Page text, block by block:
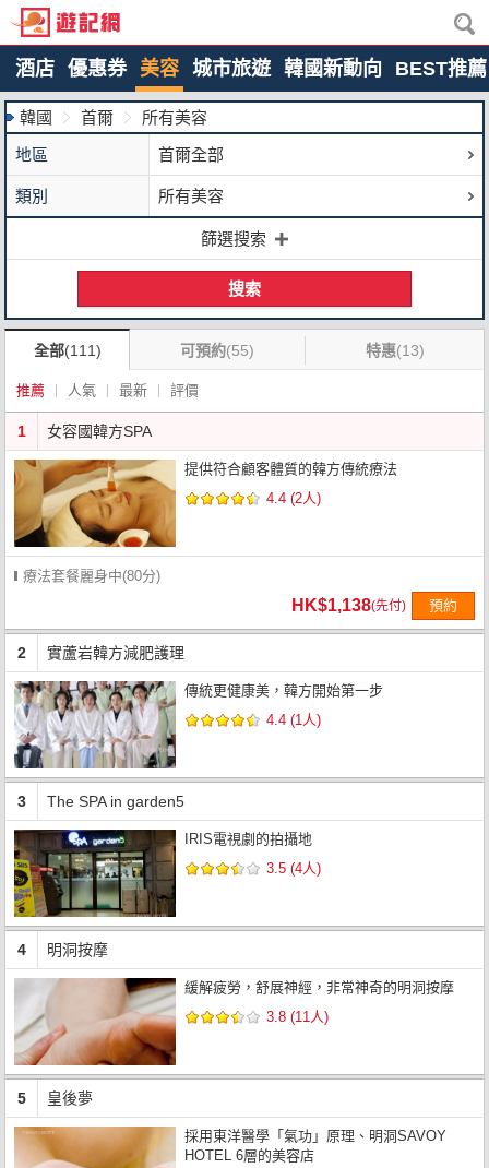
酒店 優惠券 美容 城市旅遊 韓國新動向 BEST推薦
韓國 首爾
所有美容
地區
首爾全部
類別 所有美容
篩選搜索
搜索
全部(111) 可預約(55) 特惠(13)
推薦 人氣 最新 評價
1 女容國韓方SPA
提供符合顧客體質的韓方傳統療法
4.4 (2人)
療法套餐麗身中(80分)
預約
HK$1,138(先付)
2 實蘆岩韓方減肥護理
傳統更健康美，韓方開始第一步
4.4 (1人)
3 The SPA in garden5
IRIS電視劇的拍攝地
3.5 (4人)
4 明洞按摩
緩解疲勞，舒展神經，非常神奇的明洞按摩
3.8 (11人)
5 皇後夢
採用東洋醫學「氣功」原理、明洞SAVOY
HOTEL 6層的美容店